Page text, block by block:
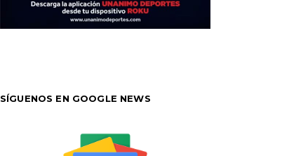
SÍGUENOS EN GOOGLE NEWS